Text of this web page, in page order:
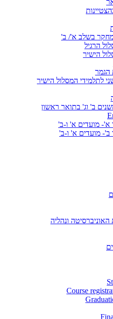
מחקר בשלב א'/ ב'
הרגיל
הישיר
הגמר
לתלמידי המסלול הישיר
ב' וג' בתואר ראשון
א'- מועדים א' ו-ב'
ב'- מועדים א' ו-ב'
ונהליה
Course